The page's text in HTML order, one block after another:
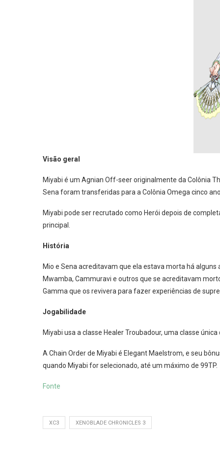
Visão geral
Miyabi é um Agnian Off-seer originalmente da Colônia
Sena foram transferidas para a Colônia Omega cinco
Miyabi pode ser recrutado como Herói depois de
principal.
História
Mio e Sena acreditavam que ela estava morta há
Mwamba, Cammuravi e outros que se acreditavam
Gamma que os revivera para fazer experiências de
Jogabilidade
Miyabi usa a classe Healer Troubadour, uma classe
A Chain Order de Miyabi é Elegant Maelstrom, e seu
quando Miyabi for selecionado, até um máximo de 99TP.
Fonte
XC3 XENOBLADE CHRONICLES 3